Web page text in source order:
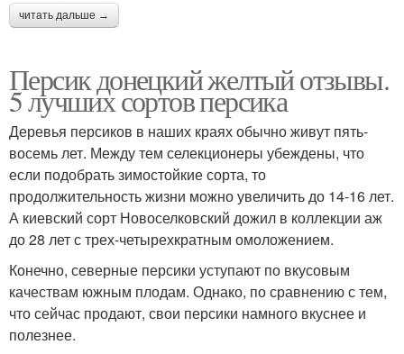
читать дальше →
Персик донецкий желтый отзывы.
5 лучших сортов персика
Деревья персиков в наших краях обычно живут пять-
восемь лет. Между тем селекционеры убеждены, что
если подобрать зимостойкие сорта, то
продолжительность жизни можно увеличить до 14-16 лет.
А киевский сорт Новоселковский дожил в коллекции аж
до 28 лет с трех-четырехкратным омоложением.
Конечно, северные персики уступают по вкусовым
качествам южным плодам. Однако, по сравнению с тем,
что сейчас продают, свои персики намного вкуснее и
полезнее.